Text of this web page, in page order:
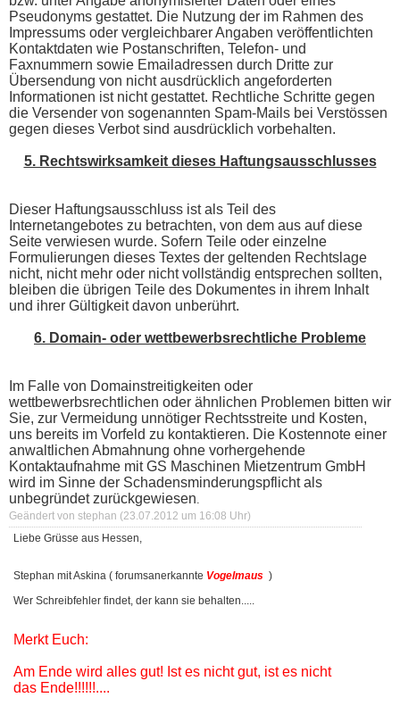
Pseudonyms gestattet. Die Nutzung der im Rahmen des
Impressums oder vergleichbarer Angaben veröffentlichten
Kontaktdaten wie Postanschriften, Telefon- und
Faxnummern sowie Emailadressen durch Dritte zur
Übersendung von nicht ausdrücklich angeforderten
Informationen ist nicht gestattet. Rechtliche Schritte gegen
die Versender von sogenannten Spam-Mails bei Verstössen
gegen dieses Verbot sind ausdrücklich vorbehalten.
5. Rechtswirksamkeit dieses Haftungsausschlusses
Dieser Haftungsausschluss ist als Teil des
Internetangebotes zu betrachten, von dem aus auf diese
Seite verwiesen wurde. Sofern Teile oder einzelne
Formulierungen dieses Textes der geltenden Rechtslage
nicht, nicht mehr oder nicht vollständig entsprechen sollten,
bleiben die übrigen Teile des Dokumentes in ihrem Inhalt
und ihrer Gültigkeit davon unberührt.
6. Domain- oder wettbewerbsrechtliche Probleme
Im Falle von Domainstreitigkeiten oder
wettbewerbsrechtlichen oder ähnlichen Problemen bitten wir
Sie, zur Vermeidung unnötiger Rechtsstreite und Kosten,
uns bereits im Vorfeld zu kontaktieren. Die Kostennote einer
anwaltlichen Abmahnung ohne vorhergehende
Kontaktaufnahme mit GS Maschinen Mietzentrum GmbH
wird im Sinne der Schadensminderungspflicht als
unbegründet zurückgewiesen
Geändert von stephan (23.07.2012 um 16:08 Uhr)
Liebe Grüsse aus Hessen,
Stephan mit Askina ( forumsanerkannte Vogelmaus )
Wer Schreibfehler findet, der kann sie behalten.....
Merkt Euch:
Am Ende wird alles gut! Ist es nicht gut, ist es nicht
das Ende!!!!!!....